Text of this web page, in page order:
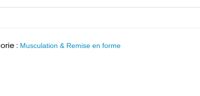
: Musculation & Remise en forme